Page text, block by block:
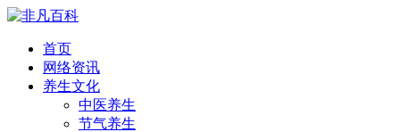
首页
网络资讯
养生文化
中医养生
节气养生